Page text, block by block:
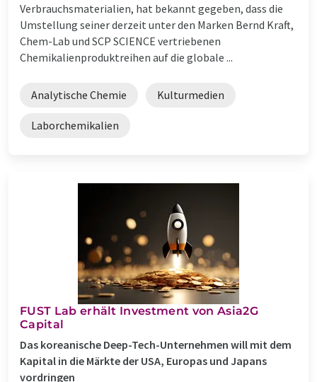
Verbrauchsmaterialien, hat bekannt gegeben, dass die
Umstellung seiner derzeit unter den Marken Bernd Kraft,
Chem-Lab und SCP SCIENCE vertriebenen
Chemikalienproduktreihen auf die globale ...
Analytische Chemie Kulturmedien
Laborchemikalien
FUST Lab erhält Investment von Asia2G
Capital
Das koreanische Deep-Tech-Unternehmen will mit dem
Kapital in die Märkte der USA, Europas und Japans
vordringen